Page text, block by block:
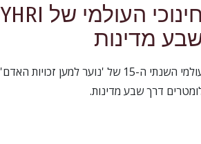
הסיור החינוכי העולמי של YHRI
מדינות
הסיור החינוכי העולמי השנתי ה-15 של 'נוער למען זכויות האדם'